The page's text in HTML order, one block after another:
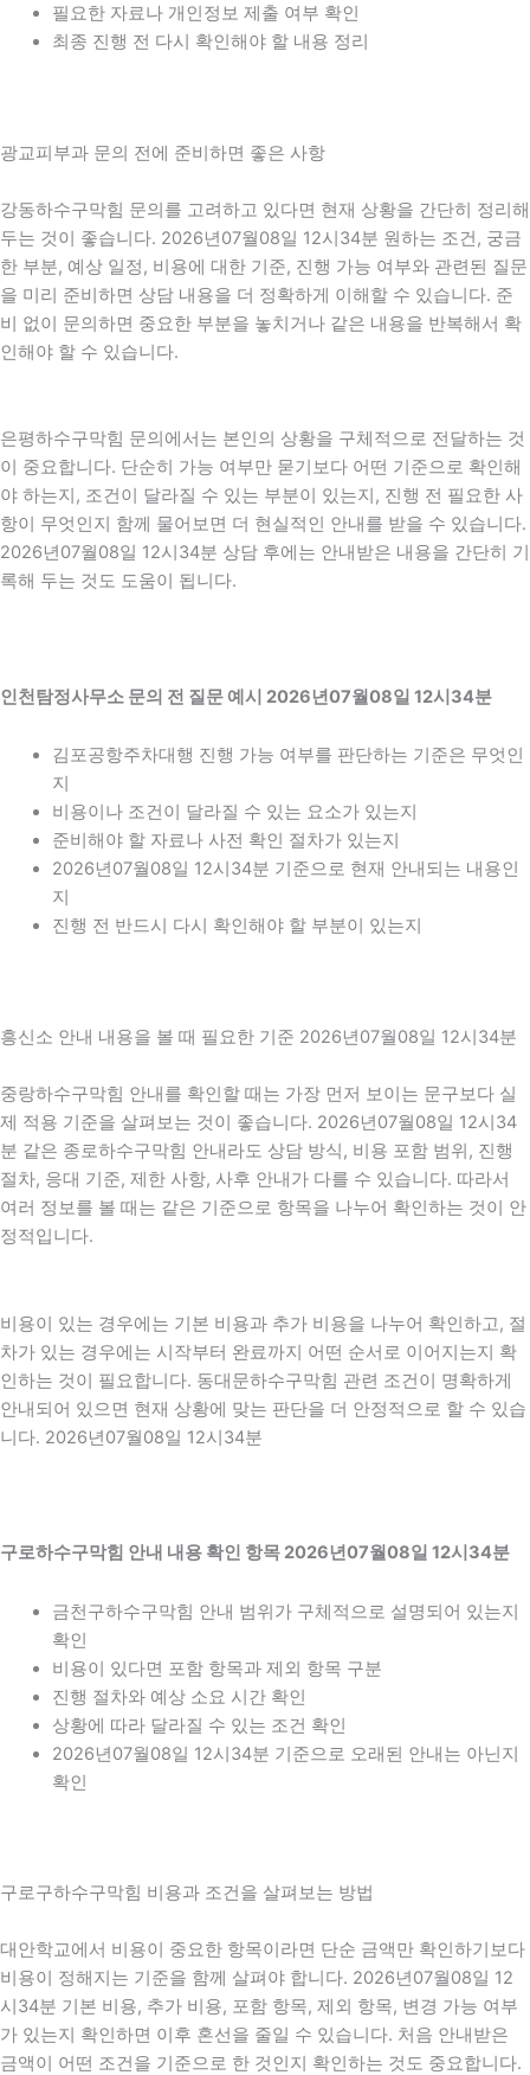
필요한 자료나 개인정보 제출 여부 확인
최종 진행 전 다시 확인해야 할 내용 정리
광교피부과 문의 전에 준비하면 좋은 사항
강동하수구막힘 문의를 고려하고 있다면 현재 상황을 간단히 정리해
두는 것이 좋습니다. 2026년07월08일 12시34분 원하는 조건, 궁금
한 부분, 예상 일정, 비용에 대한 기준, 진행 가능 여부와 관련된 질문
을 미리 준비하면 상담 내용을 더 정확하게 이해할 수 있습니다. 준
비 없이 문의하면 중요한 부분을 놓치거나 같은 내용을 반복해서 확
인해야 할 수 있습니다.
은평하수구막힘 문의에서는 본인의 상황을 구체적으로 전달하는 것
이 중요합니다. 단순히 가능 여부만 묻기보다 어떤 기준으로 확인해
야 하는지, 조건이 달라질 수 있는 부분이 있는지, 진행 전 필요한 사
항이 무엇인지 함께 물어보면 더 현실적인 안내를 받을 수 있습니다.
2026년07월08일 12시34분 상담 후에는 안내받은 내용을 간단히 기
록해 두는 것도 도움이 됩니다.
인천탐정사무소 문의 전 질문 예시 2026년07월08일 12시34분
김포공항주차대행 진행 가능 여부를 판단하는 기준은 무엇인
지
비용이나 조건이 달라질 수 있는 요소가 있는지
준비해야 할 자료나 사전 확인 절차가 있는지
2026년07월08일 12시34분 기준으로 현재 안내되는 내용인
지
진행 전 반드시 다시 확인해야 할 부분이 있는지
흥신소 안내 내용을 볼 때 필요한 기준 2026년07월08일 12시34분
중랑하수구막힘 안내를 확인할 때는 가장 먼저 보이는 문구보다 실
제 적용 기준을 살펴보는 것이 좋습니다. 2026년07월08일 12시34
분 같은 종로하수구막힘 안내라도 상담 방식, 비용 포함 범위, 진행
절차, 응대 기준, 제한 사항, 사후 안내가 다를 수 있습니다. 따라서
여러 정보를 볼 때는 같은 기준으로 항목을 나누어 확인하는 것이 안
정적입니다.
비용이 있는 경우에는 기본 비용과 추가 비용을 나누어 확인하고, 절
차가 있는 경우에는 시작부터 완료까지 어떤 순서로 이어지는지 확
인하는 것이 필요합니다. 동대문하수구막힘 관련 조건이 명확하게
안내되어 있으면 현재 상황에 맞는 판단을 더 안정적으로 할 수 있습
니다. 2026년07월08일 12시34분
구로하수구막힘 안내 내용 확인 항목 2026년07월08일 12시34분
금천구하수구막힘 안내 범위가 구체적으로 설명되어 있는지
확인
비용이 있다면 포함 항목과 제외 항목 구분
진행 절차와 예상 소요 시간 확인
상황에 따라 달라질 수 있는 조건 확인
2026년07월08일 12시34분 기준으로 오래된 안내는 아닌지
확인
구로구하수구막힘 비용과 조건을 살펴보는 방법
대안학교에서 비용이 중요한 항목이라면 단순 금액만 확인하기보다
비용이 정해지는 기준을 함께 살펴야 합니다. 2026년07월08일 12
시34분 기본 비용, 추가 비용, 포함 항목, 제외 항목, 변경 가능 여부
가 있는지 확인하면 이후 혼선을 줄일 수 있습니다. 처음 안내받은
금액이 어떤 조건을 기준으로 한 것인지 확인하는 것도 중요합니다.